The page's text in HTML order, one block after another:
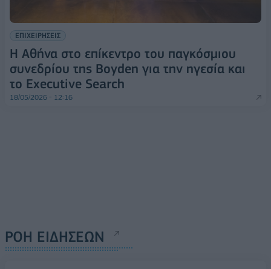
ΕΠΙΧΕΙΡΗΣΕΙΣ
Η Αθήνα στο επίκεντρο του παγκόσμιου
συνεδρίου της Boyden για την ηγεσία και
το Executive Search
18/05/2026 - 12:16
ΡΟΗ ΕΙΔΗΣΕΩΝ